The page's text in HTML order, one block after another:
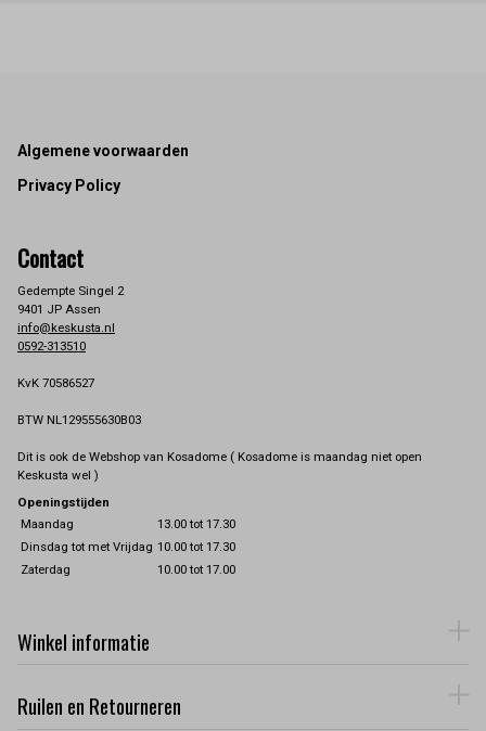
Footer
Algemene voorwaarden
Privacy Policy
Contact
Gedempte Singel 2
9401 JP Assen
info@keskusta.nl
0592-313510
KvK 70586527
BTW NL129555630B03
Dit is ook de Webshop van Kosadome ( Kosadome is maandag niet open
Keskusta wel )
Openingstijden
Maandag
13.00 tot 17.30
Dinsdag tot met Vrijdag 10.00 tot 17.30
Zaterdag
10.00 tot 17.00
Winkel informatie
Ruilen en Retourneren